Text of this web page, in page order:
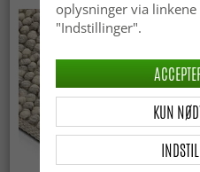
oplysninger via
"Indstillinger".
KUN